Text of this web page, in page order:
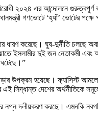
বিরোধী ২০২৪ এর আন্দোলনে
গণভোটে ‘হ্যাঁ’ ভোটের
ধারণ করেছে। ঘুষ-দুর্নীতি
ইসলামীর দুই জন
ঘটেছে।”
উপক্রম হয়েছে। ফ্যাসিস্ট
এই সিদ্ধান্ত দেশের
দলীয়করণ করছে। এমনকি